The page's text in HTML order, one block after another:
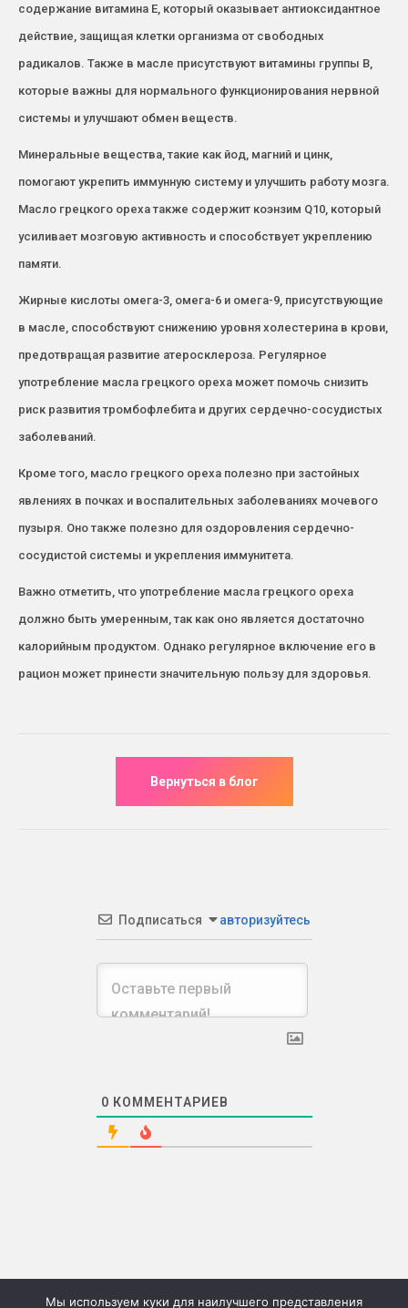
содержание витамина Е, который оказывает антиоксидантное
действие, защищая клетки организма от свободных
радикалов. Также в масле присутствуют витамины группы В,
которые важны для нормального функционирования нервной
системы и улучшают обмен веществ.
Минеральные вещества, такие как йод, магний и цинк,
помогают укрепить иммунную систему и улучшить работу мозга.
Масло грецкого ореха также содержит коэнзим Q10, который
усиливает мозговую активность и способствует укреплению
памяти.
Жирные кислоты омега-3, омега-6 и омега-9, присутствующие
в масле, способствуют снижению уровня холестерина в крови,
предотвращая развитие атеросклероза. Регулярное
употребление масла грецкого ореха может помочь снизить
риск развития тромбофлебита и других сердечно-сосудистых
заболеваний.
Кроме того, масло грецкого ореха полезно при застойных
явлениях в почках и воспалительных заболеваниях мочевого
пузыря. Оно также полезно для оздоровления сердечно-
сосудистой системы и укрепления иммунитета.
Важно отметить, что употребление масла грецкого ореха
должно быть умеренным, так как оно является достаточно
калорийным продуктом. Однако регулярное включение его в
рацион может принести значительную пользу для здоровья.
Подписаться авторизуйтесь
0 КОММЕНТАРИЕВ
Мы используем куки для наилучшего представления